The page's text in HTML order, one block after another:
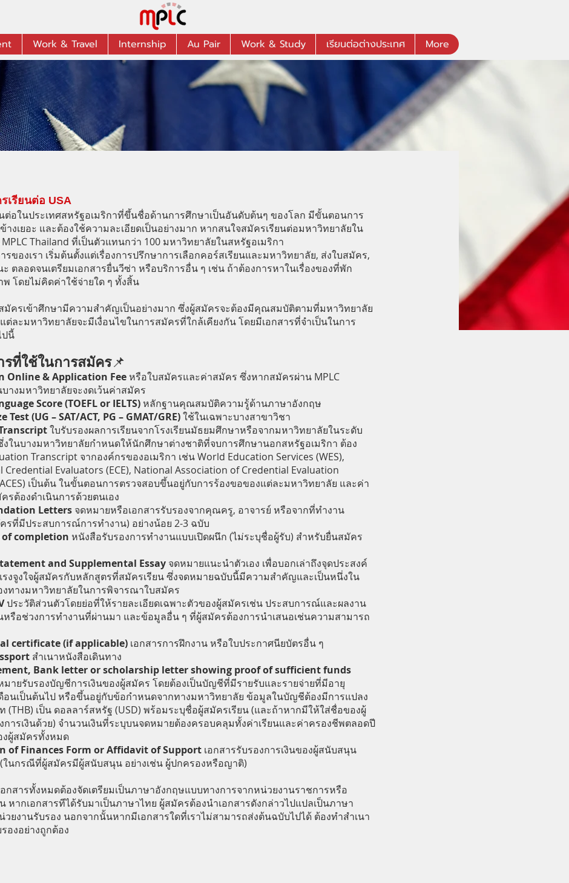
Work & Travel Internship Au Pair Work & Study เรียนต่อต่างประเทศ More
เรียนต่อ USA
ต่อในประเทศสหรัฐอเมริกาที่ขึ้นชื่อด้านการศึกษาเป็นอันดับต้นๆ ของโลก มีขั้นตอนการ
งเยอะ และต้องใช้ความละเอียดเป็นอย่างมาก หากสนใจสมัครเรียนต่อมหาวิทยาลัยใน
Thailand ที่เป็นตัวแทนกว่า 100 มหาวิทยาลัยในสหรัฐอเมริกา
รของเรา เริ่มต้นตั้งแต่เรื่องการปรึกษาการเลือกคอร์สเรียนและมหาวิทยาลัย, ส่งใบสมัคร,
ตลอดจนเตรียมเอกสารยื่นวีซ่า หรือบริการอื่น ๆ เช่น ถ้าต้องการหาในเรื่องของที่พัก
โดยไม่คิดค่าใช้จ่ายใด ๆ ทั้งสิ้น
ครเข้าศึกษามีความสำคัญเป็นอย่างมาก ซึ่งผู้สมัครจะต้องมีคุณสมบัติตามที่มหาวิทยาลัย
ต่ละมหาวิทยาลัยจะมีเงื่อนไขในการสมัครที่ใกล้เคียงกัน โดยมีเอกสารที่จำเป็นในการ
ปนี้
รที่ใช้ในการสมัคร📌
Online & Application Feeหรือใบสมัครและค่าสมัคร ซึ่งหากสมัครผ่าน MPLC
างมหาวิทยาลัยจะงดเว้นค่าสมัคร
Score (TOEFL or IELTS)หลักฐานคุณสมบัติความรู้ด้านภาษาอังกฤษ
Test (UG – SAT/ACT, PG – GMAT/GRE)ใช้ในเฉพาะบางสาขาวิชา
ใบรับรองผลการเรียนจากโรงเรียนมัธยมศึกษาหรือจากมหาวิทยาลัยในระดับ
ในบางมหาวิทยาลัยกำหนดให้นักศึกษาต่างชาติที่จบการศึกษานอกสหรัฐอเมริกา ต้อง
Transcript จากองค์กรของอเมริกา เช่น World Education Services (WES),
Credential Evaluators (ECE), National Association of Credential Evaluation
เป็นต้น ในขั้นตอนการตรวจสอบขึ้นอยู่กับการร้องขอของแต่ละมหาวิทยาลัย และค่า
รต้องดำเนินการด้วยตนเอง
Letters จดหมายหรือเอกสารรับรองจากคุณครู, อาจารย์ หรือจากที่ทำงาน
รที่มีประสบการณ์การทำงาน) อย่างน้อย 2-3 ฉบับ
completion หนังสือรับรองการทำงานแบบเปิดผนึก (ไม่ระบุชื่อผู้รับ) สำหรับยื่นสมัคร
and Supplemental Essay จดหมายแนะนำตัวเอง เพื่อบอกเล่าถึงจุดประสงค์
รงจูงใจผู้สมัครกับหลักสูตรที่สมัครเรียน ซึ่งจดหมายฉบับนี้มีความสำคัญและเป็นหนึ่งใน
ทางมหาวิทยาลัยในการพิจารณาใบสมัคร
ประวัติส่วนตัวโดยย่อที่ให้รายละเอียดเฉพาะตัวของผู้สมัครเช่น ประสบการณ์และผลงาน
หรือช่วงการทำงานที่ผ่านมา และข้อมูลอื่น ๆ ที่ผู้สมัครต้องการนำเสนอเช่นความสามารถ
certificate (if applicable) เอกสารการฝึกงาน หรือใบประกาศนียบัตรอื่น ๆ
สำเนาหนังสือเดินทาง
Bank letter or scholarship letter showing proof of sufficient funds
ายรับรองบัญชีการเงินของผู้สมัคร โดยต้องเป็นบัญชีที่มีรายรับและรายจ่ายที่มีอายุ
อนเป็นต้นไป หรือขึ้นอยู่กับข้อกำหนดจากทางมหาวิทยาลัย ข้อมูลในบัญชีต้องมีการแปลง
(THB) เป็น ดอลลาร์สหรัฐ (USD) พร้อมระบุชื่อผู้สมัครเรียน (และถ้าหากมีให้ใส่ชื่อของผู้
ารเงินด้วย) จำนวนเงินที่ระบุบนจดหมายต้องครอบคลุมทั้งค่าเรียนและค่าครองชีพตลอดปี
งผู้สมัครทั้งหมด
of Finances Form or Affidavit of Support เอกสารรับรองการเงินของผู้สนับสนุน
(ในกรณีที่ผู้สมัครมีผู้สนับสนุน อย่างเช่น ผู้ปกครองหรือญาติ)
กสารทั้งหมดต้องจัดเตรียมเป็นภาษาอังกฤษแบบทางการจากหน่วยงานราชการหรือ
หากเอกสารทีได้รับมาเป็นภาษาไทย ผู้สมัครต้องนำเอกสารดังกล่าวไปแปลเป็นภาษา
ยงานรับรอง นอกจากนั้นหากมีเอกสารใดที่เราไม่สามารถส่งต้นฉบับไปได้ ต้องทำสำเนา
องอย่างถูกต้อง